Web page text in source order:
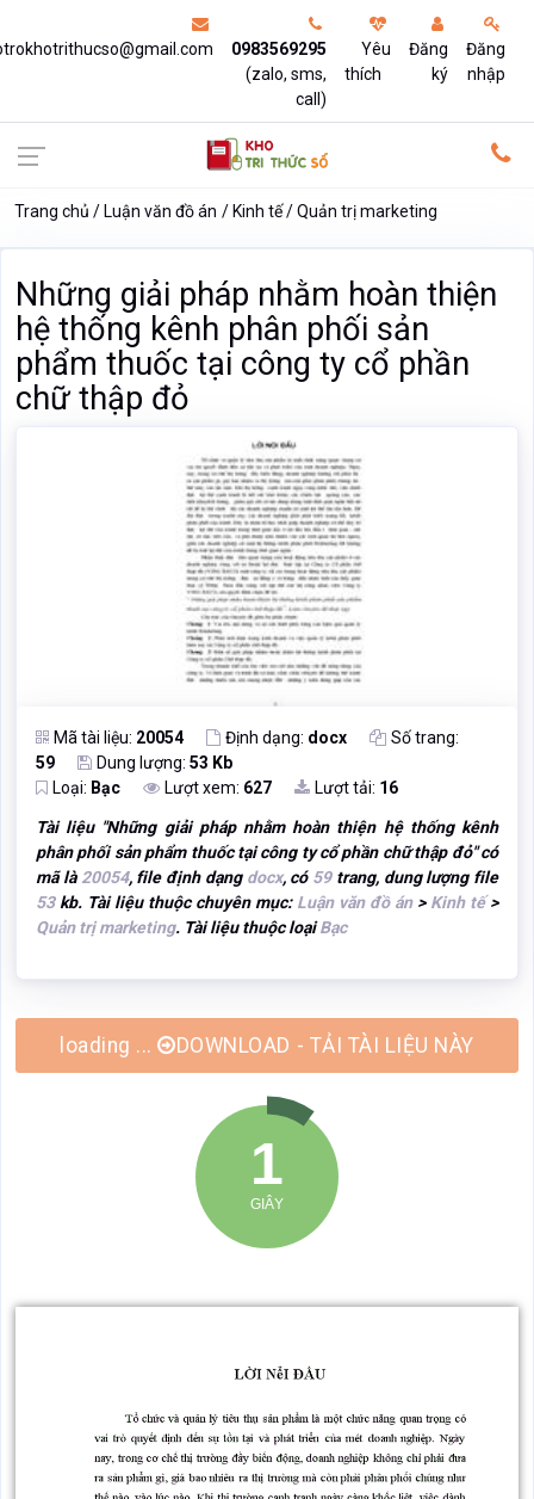
0983569295
(zalo, sms,
call)
Yêu
thích
Đăng
ký
Đăng
nhập
Trang chủ Luận văn đồ án Kinh tế Quản trị marketing
Những giải pháp nhằm hoàn thiện
hệ thống kênh phân phối sản
phẩm thuốc tại công ty cổ phần
chữ thập đỏ
Mã tài liệu: 20054 Định dạng: docx
Số trang:
59
Dung lượng: 53 Kb
Loại: Bạc Lượt xem: 627 Lượt tải: 16
Tài liệu "Những giải pháp nhằm hoàn thiện hệ thống kênh
phân phối sản phẩm thuốc tại công ty cổ phần chữ thập đỏ" có
mã là 20054, file định dạng docx, có 59trang, dung lượng file
53kb. Tài liệu thuộc chuyên mục: Luận văn đồ án> Kinh tế>
Quản trị marketing. Tài liệu thuộc loạiBạc
DOWNLOAD - TẢI TÀI LIỆU NÀY